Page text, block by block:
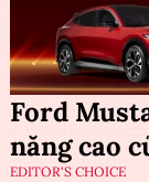
Ford
năng cao
EDITOR'S CHOICE